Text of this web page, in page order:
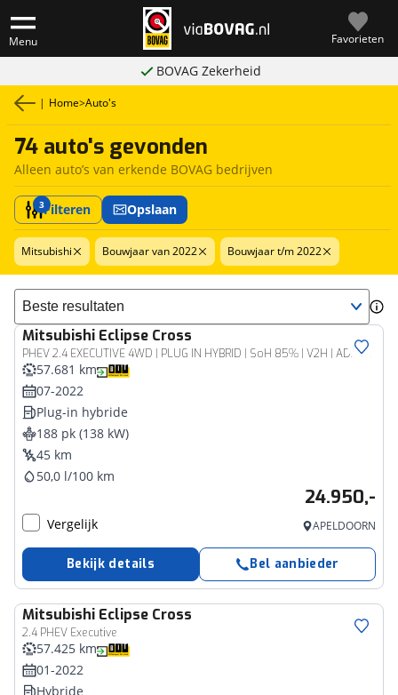
Menu Favorieten
BOVAG Zekerheid
| Home>Auto's
74 auto's gevonden
Alleen auto’s van erkende BOVAG bedrijven
3Filteren Opslaan
Mitsubishi Bouwjaar van 2022 Bouwjaar t/m 2022
Sorteer resultaten
Mitsubishi Eclipse Cross
PHEV 2.4 EXECUTIVE 4WD | PLUG IN HYBRID | SoH 85% | V2H | ADAPTIEF CRUISE | TREKHAAK 1500 KG | DODEHOEK ASSISTENT | 360 CAMERA | FABRIEKSGARANTIE TOT 14-07-2030* | NP € 48.616,- | ALL IN RIJKLAARPRIJS
57.681 km
07-2022
Plug-in hybride
188 pk (138 kW)
45 km
50,0 l/100 km
24.950,-
Vergelijk APELDOORN
Bekijk details Bel aanbieder
Mitsubishi Eclipse Cross
2.4 PHEV Executive
57.425 km
01-2022
Hybride